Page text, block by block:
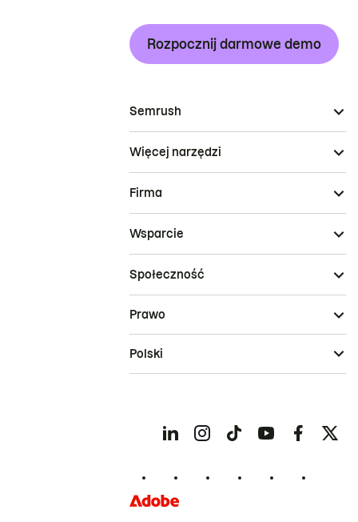
Rozpocznij darmowe demo
Semrush
Więcej narzędzi
Firma
Wsparcie
Społeczność
Prawo
Polski